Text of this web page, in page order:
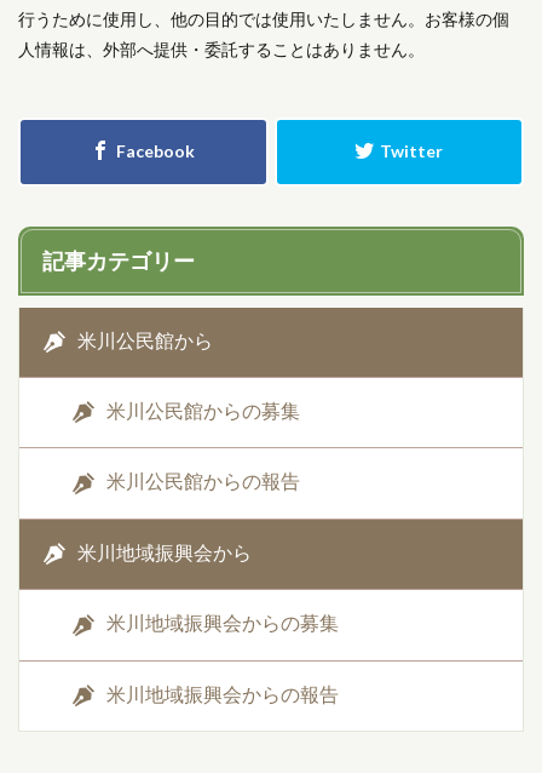
行うために使用し、他の目的では使用いたしません。お客様の個
人情報は、外部へ提供・委託することはありません。
記事カテゴリー
米川公民館から
米川公民館からの募集
米川公民館からの報告
米川地域振興会から
米川地域振興会からの募集
米川地域振興会からの報告